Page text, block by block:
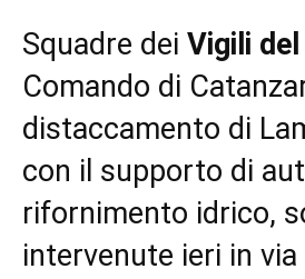
Squadre dei Vigili
Comando di
distaccamento di
con il supporto di
rifornimento idrico,
intervenute ieri in via